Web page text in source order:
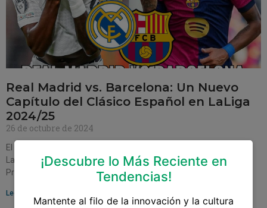
Real Madrid vs. Barcelona: Un Nuevo
Capítulo del Clásico Español en LaLiga
2024/25
26 de octubre de 2024
El inminente enfrentamiento entre Real Madrid y Barcelona en
LaLiga 2024/25 promete ser más que un simple partido de fútbol.
Programado para el 26 de
Leer más »
¡Descubre lo Más Reciente en
Tendencias!
Mantente al filo de la innovación y la cultura